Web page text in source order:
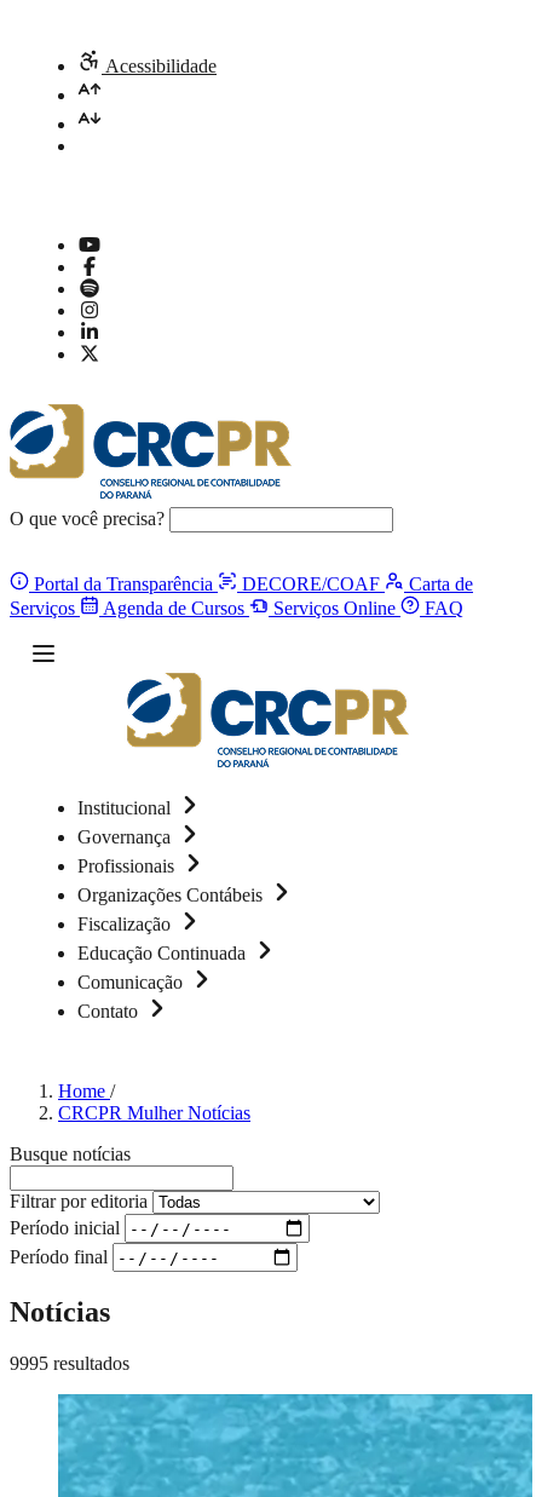
Acessibilidade
O que você precisa?
Portal da Transparência DECORE/COAF
Carta de
Serviços
Agenda de Cursos Serviços Online FAQ
Institucional
Governança
Profissionais
Organizações Contábeis
Fiscalização
Educação Continuada
Comunicação
Contato
Home /
CRCPR Mulher Notícias
Busque notícias
Filtrar por editoria
Período inicial
Período final
Notícias
9995 resultados